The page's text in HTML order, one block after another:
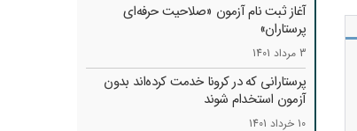
آغاز ثبت نام آزمون «صلاحیت حرفه‌ای
پرستاران»
3 مرداد 1401
پرستارانی که در کرونا خدمت کرد‌ه‌اند بدون
آزمون استخدام شوند
10 خرداد 1401